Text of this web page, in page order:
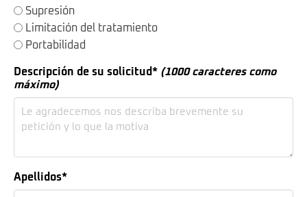
Supresión
Limitación del tratamiento
Portabilidad
Descripción de su solicitud* (1000 caracteres como
máximo)
Apellidos*